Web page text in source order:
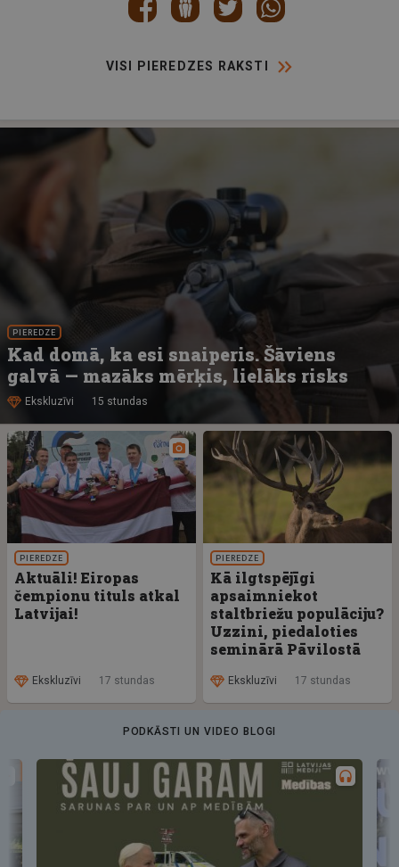
VISI PIEREDZES RAKSTI
PIEREDZE
Kad domā, ka esi snaiperis. Šāviens
galvā — mazāks mērķis, lielāks risks
Ekskluzīvi 15 stundas
PIEREDZE
Aktuāli! Eiropas
čempionu tituls atkal
Latvijai!
Ekskluzīvi 17 stundas
PIEREDZE
Kā ilgtspējīgi
apsaimniekot
staltbriežu populāciju?
Uzzini, piedaloties
seminārā Pāvilostā
Ekskluzīvi 17 stundas
PODKĀSTI UN VIDEO BLOGI